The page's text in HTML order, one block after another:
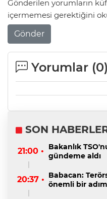
Gönderilen yorumların
içermemesi gerektiğini
Gönder
Yorumlar (0)
SON
21:00 •
Bakanlık
gündeme aldı
20:37 • Babacan:
önemli bir